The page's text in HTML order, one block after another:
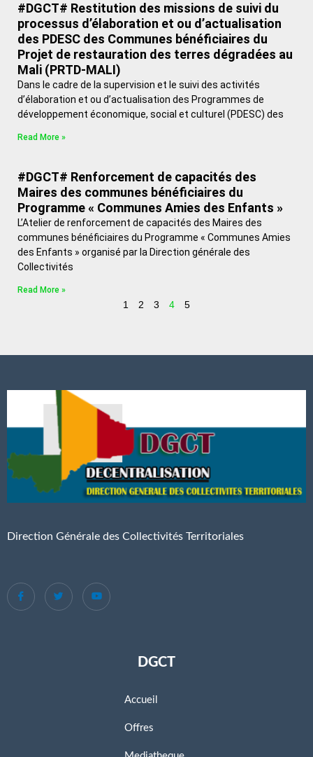
#DGCT# Restitution des missions de suivi du
processus d’élaboration et ou d’actualisation
des PDESC des Communes bénéficiaires du
Projet de restauration des terres dégradées au
Mali (PRTD-MALI)
Dans le cadre de la supervision et le suivi des activités
d’élaboration et ou d’actualisation des Programmes de
développement économique, social et culturel (PDESC) des
Read More »
#DGCT# Renforcement de capacités des
Maires des communes bénéficiaires du
Programme « Communes Amies des Enfants »
L’Atelier de renforcement de capacités des Maires des
communes bénéficiaires du Programme « Communes Amies
des Enfants » organisé par la Direction générale des
Collectivités
Read More »
1 2 3 4 5
Direction Générale des Collectivités Territoriales
DGCT
Accueil
Offres